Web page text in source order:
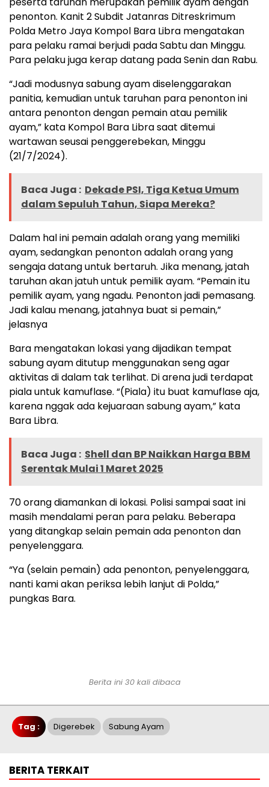
penonton. Kanit 2 Subdit Jatanras Ditreskrimum
Polda Metro Jaya Kompol Bara Libra mengatakan
para pelaku ramai berjudi pada Sabtu dan Minggu.
Para pelaku juga kerap datang pada Senin dan Rabu.
“Jadi modusnya sabung ayam diselenggarakan
panitia, kemudian untuk taruhan para penonton ini
antara penonton dengan pemain atau pemilik
ayam,” kata Kompol Bara Libra saat ditemui
wartawan seusai penggerebekan, Minggu
(21/7/2024).
Baca Juga : Dekade PSI, Tiga Ketua Umum
dalam Sepuluh Tahun, Siapa Mereka?
Dalam hal ini pemain adalah orang yang memiliki
ayam, sedangkan penonton adalah orang yang
sengaja datang untuk bertaruh. Jika menang, jatah
taruhan akan jatuh untuk pemilik ayam. “Pemain itu
pemilik ayam, yang ngadu. Penonton jadi pemasang.
Jadi kalau menang, jatahnya buat si pemain,”
jelasnya
Bara mengatakan lokasi yang dijadikan tempat
sabung ayam ditutup menggunakan seng agar
aktivitas di dalam tak terlihat. Di arena judi terdapat
piala untuk kamuflase. “(Piala) itu buat kamuflase aja,
karena nggak ada kejuaraan sabung ayam,” kata
Bara Libra.
Baca Juga : Shell dan BP Naikkan Harga BBM
Serentak Mulai 1 Maret 2025
70 orang diamankan di lokasi. Polisi sampai saat ini
masih mendalami peran para pelaku. Beberapa
yang ditangkap selain pemain ada penonton dan
penyelenggara.
“Ya (selain pemain) ada penonton, penyelenggara,
nanti kami akan periksa lebih lanjut di Polda,”
pungkas Bara.
Berita ini 30 kali dibaca
Tag : Digerebek Sabung Ayam
BERITA TERKAIT